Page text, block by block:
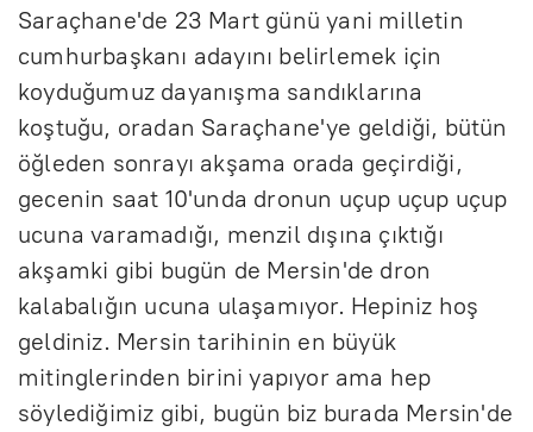
Saraçhane'de 23 Mart günü yani milletin
cumhurbaşkanı adayını belirlemek için
koyduğumuz dayanışma sandıklarına
koştuğu, oradan Saraçhane'ye geldiği, bütün
öğleden sonrayı akşama orada geçirdiği,
gecenin saat 10'unda dronun uçup uçup uçup
ucuna varamadığı, menzil dışına çıktığı
akşamki gibi bugün de Mersin'de dron
kalabalığın ucuna ulaşamıyor. Hepiniz hoş
geldiniz. Mersin tarihinin en büyük
mitinglerinden birini yapıyor ama hep
söylediğimiz gibi, bugün biz burada Mersin'de